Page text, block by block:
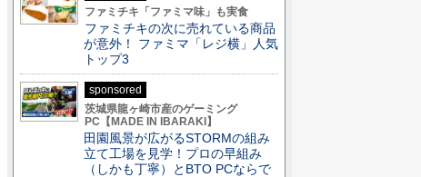
ファミチキ「ファミマ味」も実食
ファミチキの次に売れている商品
が意外！ ファミマ「レジ横」人気
トップ3
sponsored
茨城県龍ヶ崎市産のゲーミング
PC【MADE IN IBARAKI】
田園風景が広がるSTORMの組み
立て工場を見学！プロの早組み
（しかも丁寧）とBTO PCならで